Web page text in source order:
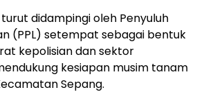
didampingi oleh Penyuluh
(PPL) setempat sebagai bentuk
kepolisian dan sektor
kesiapan musim tanam
Sepang.